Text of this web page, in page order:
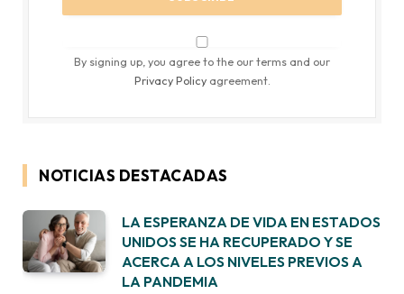
By signing up, you agree to the our terms and our
Privacy Policyagreement.
NOTICIAS DESTACADAS
LA ESPERANZA DE VIDA EN ESTADOS
UNIDOS SE HA RECUPERADO Y SE
ACERCA A LOS NIVELES PREVIOS A
LA PANDEMIA